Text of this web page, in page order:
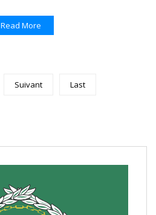
Read More
Suivant Last